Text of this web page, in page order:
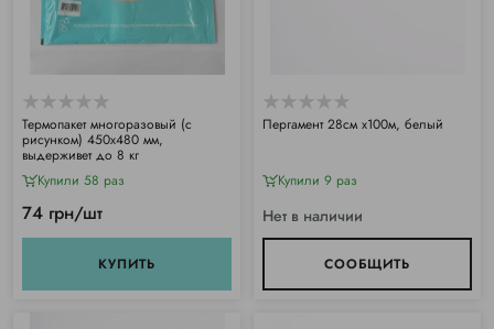
Термопакет многоразовый (с
рисунком) 450х480 мм,
выдерживет до 8 кг
Купили 58 раз
74 грн/шт
КУПИТЬ
Пергамент 28см х100м, белый
Купили 9 раз
Нет в наличии
СООБЩИТЬ